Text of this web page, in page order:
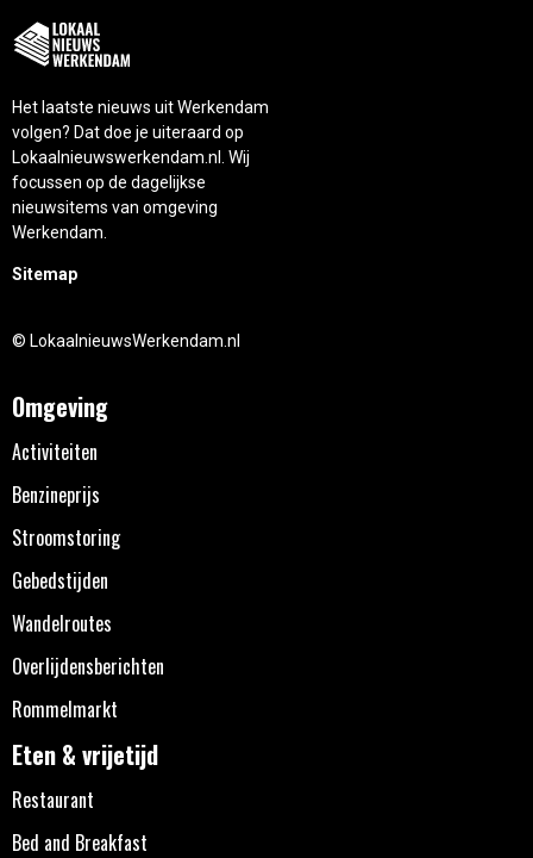
Het laatste nieuws uit Werkendam
volgen? Dat doe je uiteraard op
Lokaalnieuwswerkendam.nl. Wij
focussen op de dagelijkse
nieuwsitems van omgeving
Werkendam.
Sitemap
© LokaalnieuwsWerkendam.nl
Omgeving
Activiteiten
Benzineprijs
Stroomstoring
Gebedstijden
Wandelroutes
Overlijdensberichten
Rommelmarkt
Eten & vrijetijd
Restaurant
Bed and Breakfast